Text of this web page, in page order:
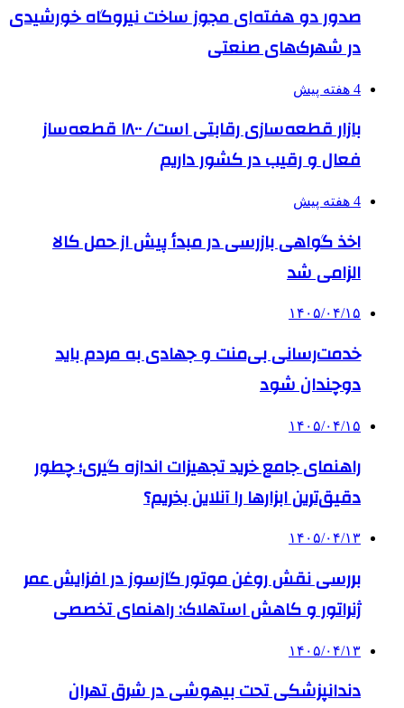
صدور دو هفته‌ای مجوز ساخت نیروگاه خورشیدی
در شهرک‌های صنعتی
4 هفته پیش
بازار قطعه‌سازی رقابتی است/ ۱۸۰۰ قطعه‌ساز
فعال و رقیب در کشور داریم
4 هفته پیش
اخذ گواهی بازرسی در مبدأ پیش از حمل کالا
الزامی شد
۱۴۰۵/۰۴/۱۵
خدمت‌رسانی بی‌منت و جهادی به مردم باید
دوچندان شود
۱۴۰۵/۰۴/۱۵
راهنمای جامع خرید تجهیزات اندازه گیری؛ چطور
دقیق‌ترین ابزارها را آنلاین بخریم؟
۱۴۰۵/۰۴/۱۳
بررسی نقش روغن موتور گازسوز در افزایش عمر
ژنراتور و کاهش استهلاک: راهنمای تخصصی
۱۴۰۵/۰۴/۱۳
دندانپزشکی تحت بیهوشی در شرق تهران